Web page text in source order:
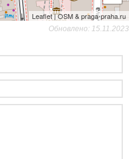
Leaflet | OSM & praga-praha.ru
Обновлено: 15.11.2023